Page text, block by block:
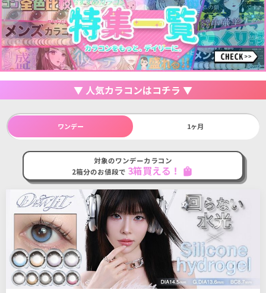
27 27 件
▼ 人気カラコンはコチラ ▼
ワンデー 1ヶ月
対象のワンデーカラコン
2箱分のお値段で 3箱買える！ shopping_bag